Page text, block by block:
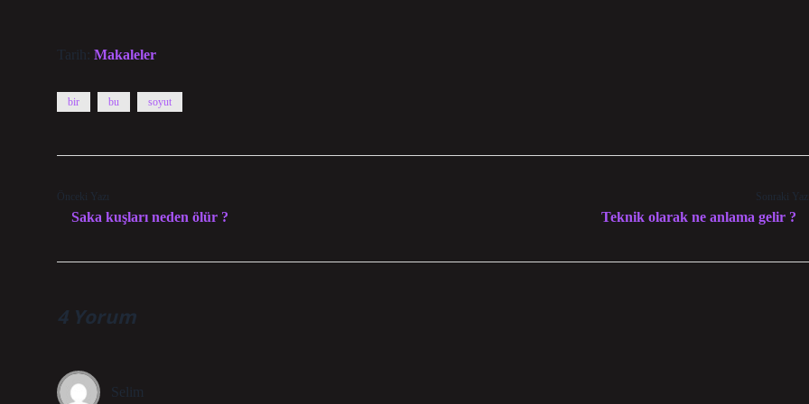
Tarih: Makaleler
bir bu soyut
Önceki Yazı
Saka kuşları neden ölür ?
Sonraki
Teknik olarak ne anlama gelir ?
4 Yorum
Selim